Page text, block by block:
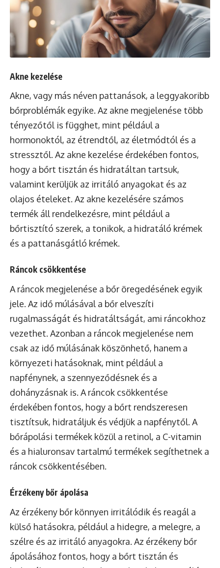
Akne kezelése
Akne, vagy más néven pattanások, a leggyakoribb
bőrproblémák egyike. Az akne megjelenése több
tényezőtől is függhet, mint például a
hormonoktól, az étrendtől, az életmódtól és a
stressztől. Az akne kezelése érdekében fontos,
hogy a bőrt tisztán és hidratáltan tartsuk,
valamint kerüljük az irritáló anyagokat és az
olajos ételeket. Az akne kezelésére számos
termék áll rendelkezésre, mint például a
bőrtisztító szerek, a tonikok, a hidratáló krémek
és a pattanásgátló krémek.
Ráncok csökkentése
A ráncok megjelenése a bőr öregedésének egyik
jele. Az idő múlásával a bőr elveszíti
rugalmasságát és hidratáltságát, ami ráncokhoz
vezethet. Azonban a ráncok megjelenése nem
csak az idő múlásának köszönhető, hanem a
környezeti hatásoknak, mint például a
napfénynek, a szennyeződésnek és a
dohányzásnak is. A ráncok csökkentése
érdekében fontos, hogy a bőrt rendszeresen
tisztítsuk, hidratáljuk és védjük a napfénytől. A
bőrápolási termékek közül a retinol, a C-vitamin
és a hialuronsav tartalmú termékek segíthetnek a
ráncok csökkentésében.
Érzékeny bőr ápolása
Az érzékeny bőr könnyen irritálódik és reagál a
külső hatásokra, például a hidegre, a melegre, a
szélre és az irritáló anyagokra. Az érzékeny bőr
ápolásához fontos, hogy a bőrt tisztán és